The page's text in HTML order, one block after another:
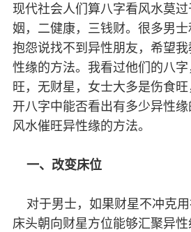
现代社会人们算八字看风水莫
姻，二健康，三钱财。很多男
抱怨说找不到异性朋友，希望
性缘的方法。我看过他们的八
旺，无财星，女士大多是伤食
开八字中能否看出有多少异性
风水催旺异性缘的方法。
一、改变床位
对于男士，如果财星不冲克
床头朝向财星方位能够汇聚异